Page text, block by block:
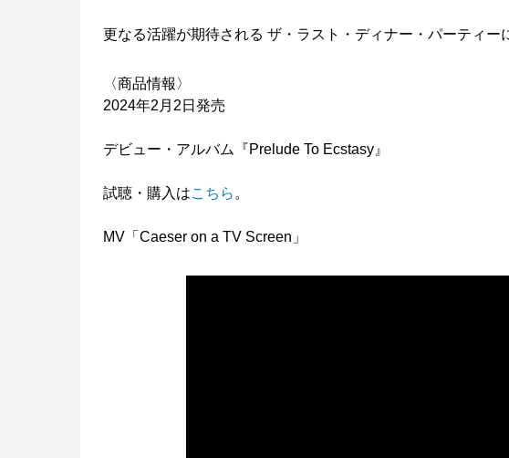
更なる活躍が期待される ザ・ラスト・ディナー・パーティー
〈商品情報〉
2024年2月2日発売
デビュー・アルバム『Prelude To Ecstasy』
試聴・購入はこちら 。
MV「Caeser on a TV Screen」